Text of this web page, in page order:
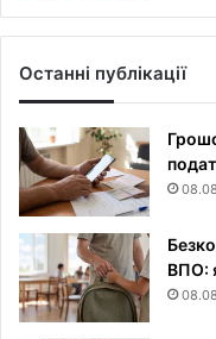
Останні публікації
ВПО: